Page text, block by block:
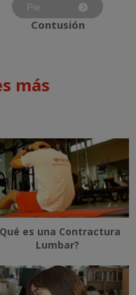
Pie
Contusión
más
es una Contractura
Lumbar?